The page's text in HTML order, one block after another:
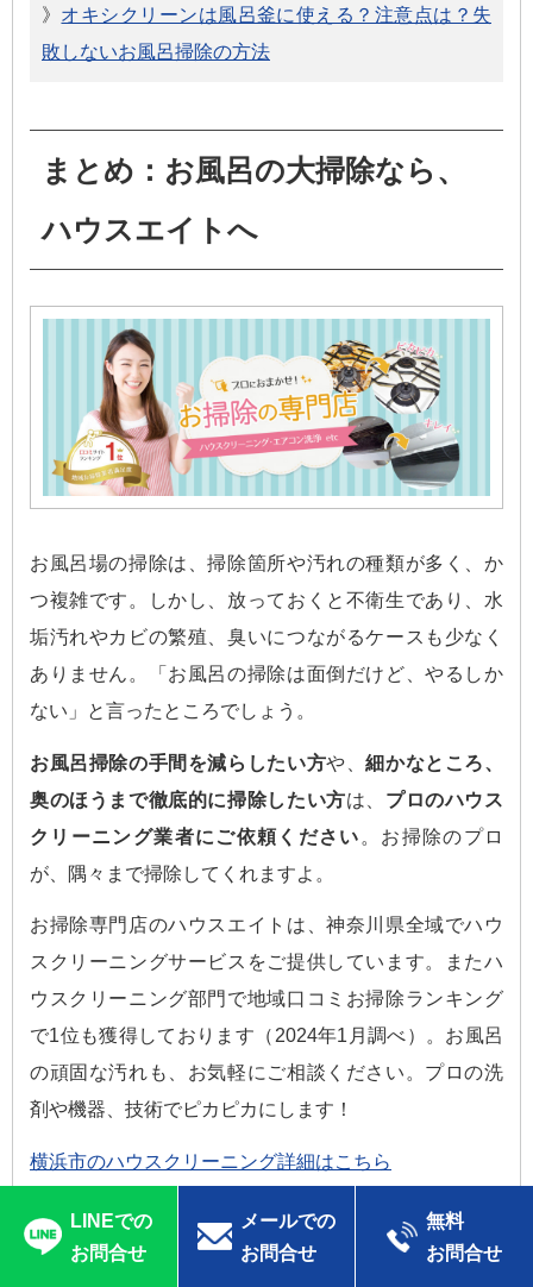
》 オキシクリーンは風呂釜に使える？注意点は？失
敗しないお風呂掃除の方法
まとめ：お風呂の大掃除なら、
ハウスエイトへ
お風呂場の掃除は、掃除箇所や汚れの種類が多く、か
つ複雑です。しかし、放っておくと不衛生であり、水
垢汚れやカビの繁殖、臭いにつながるケースも少なく
ありません。「お風呂の掃除は面倒だけど、やるしか
ない」と言ったところでしょう。
お風呂掃除の手間を減らしたい方や、細かなところ、
奥のほうまで徹底的に掃除したい方は、 プロのハウス
クリーニング業者にご依頼ください 。お掃除のプロ
が、隅々まで掃除してくれますよ。
お掃除専門店のハウスエイトは、神奈川県全域でハウ
スクリーニングサービスをご提供しています。またハ
ウスクリーニング部門で地域口コミお掃除ランキング
で1位も獲得しております（2024年1月調べ）。お風呂
の頑固な汚れも、お気軽にご相談ください。プロの洗
剤や機器、技術でピカピカにします！
横浜市のハウスクリーニング詳細はこちら
おすすめの関連記事
LINEでの
お問合せ
メールでの
お問合せ
無料
お問合せ